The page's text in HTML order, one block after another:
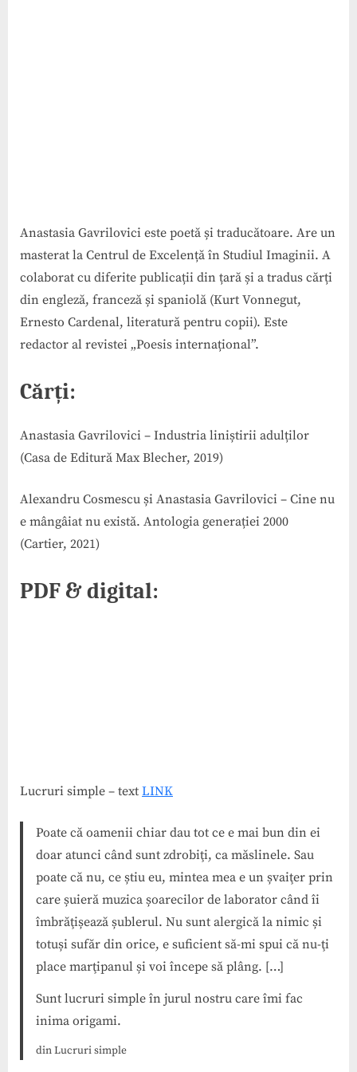
Anastasia Gavrilovici este poetă și traducătoare. Are un
masterat la Centrul de Excelență în Studiul Imaginii. A
colaborat cu diferite publicații din țară și a tradus cărți
din engleză, franceză și spaniolă (Kurt Vonnegut,
Ernesto Cardenal, literatură pentru copii). Este
redactor al revistei „Poesis internațional”.
Cărți:
Anastasia Gavrilovici – Industria liniștirii adulților
(Casa de Editură Max Blecher, 2019)
Alexandru Cosmescu și Anastasia Gavrilovici – Cine nu
e mângâiat nu există. Antologia generației 2000
(Cartier, 2021)
PDF & digital:
Lucruri simple – text LINK
Poate că oamenii chiar dau tot ce e mai bun din ei
doar atunci când sunt zdrobiţi, ca măslinele. Sau
poate că nu, ce știu eu, mintea mea e un șvaiţer prin
care șuieră muzica șoarecilor de laborator când îi
îmbrăţișează șublerul. Nu sunt alergică la nimic și
totuși sufăr din orice, e suficient să-mi spui că nu-ţi
place marţipanul și voi începe să plâng. […]
Sunt lucruri simple în jurul nostru care îmi fac
inima origami.
din Lucruri simple